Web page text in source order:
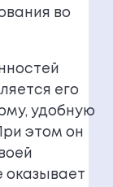
во
его
удобную
этом он
оказывает